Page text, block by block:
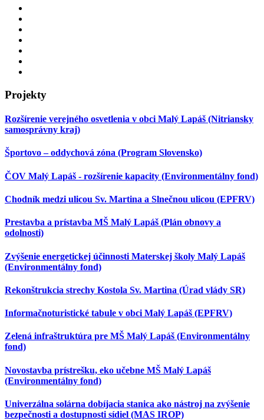
Projekty
Rozšírenie verejného osvetlenia v obci Malý Lapáš (Nitriansky
samosprávny kraj)
Športovo – oddychová zóna (Program Slovensko)
ČOV Malý Lapáš - rozšírenie kapacity (Environmentálny fond)
Chodník medzi ulicou Sv. Martina a Slnečnou ulicou (EPFRV)
Prestavba a prístavba MŠ Malý Lapáš (Plán obnovy a
odolnosti)
Zvýšenie energetickej účinnosti Materskej školy Malý Lapáš
(Environmentálny fond)
Rekonštrukcia strechy Kostola Sv. Martina (Úrad vlády SR)
Informačnoturistické tabule v obci Malý Lapáš (EPFRV)
Zelená infraštruktúra pre MŠ Malý Lapáš (Environmentálny
fond)
Novostavba prístrešku, eko učebne MŠ Malý Lapáš
(Environmentálny fond)
Univerzálna solárna dobíjacia stanica ako nástroj na zvýšenie
bezpečnosti a dostupnosti sídiel (MAS IROP)